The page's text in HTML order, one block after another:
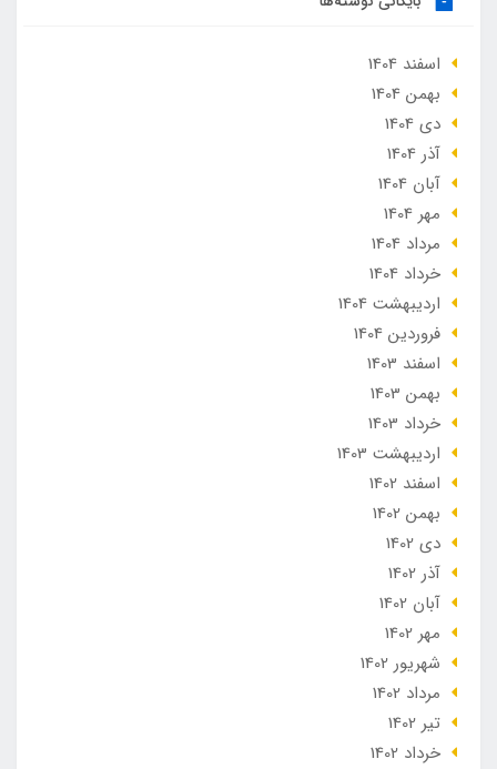
اسفند 1404
بهمن 1404
دی 1404
آذر 1404
آبان 1404
مهر 1404
مرداد 1404
خرداد 1404
ارديبهشت 1404
فروردین 1404
اسفند 1403
بهمن 1403
خرداد 1403
ارديبهشت 1403
اسفند 1402
بهمن 1402
دی 1402
آذر 1402
آبان 1402
مهر 1402
شهریور 1402
مرداد 1402
تير 1402
خرداد 1402